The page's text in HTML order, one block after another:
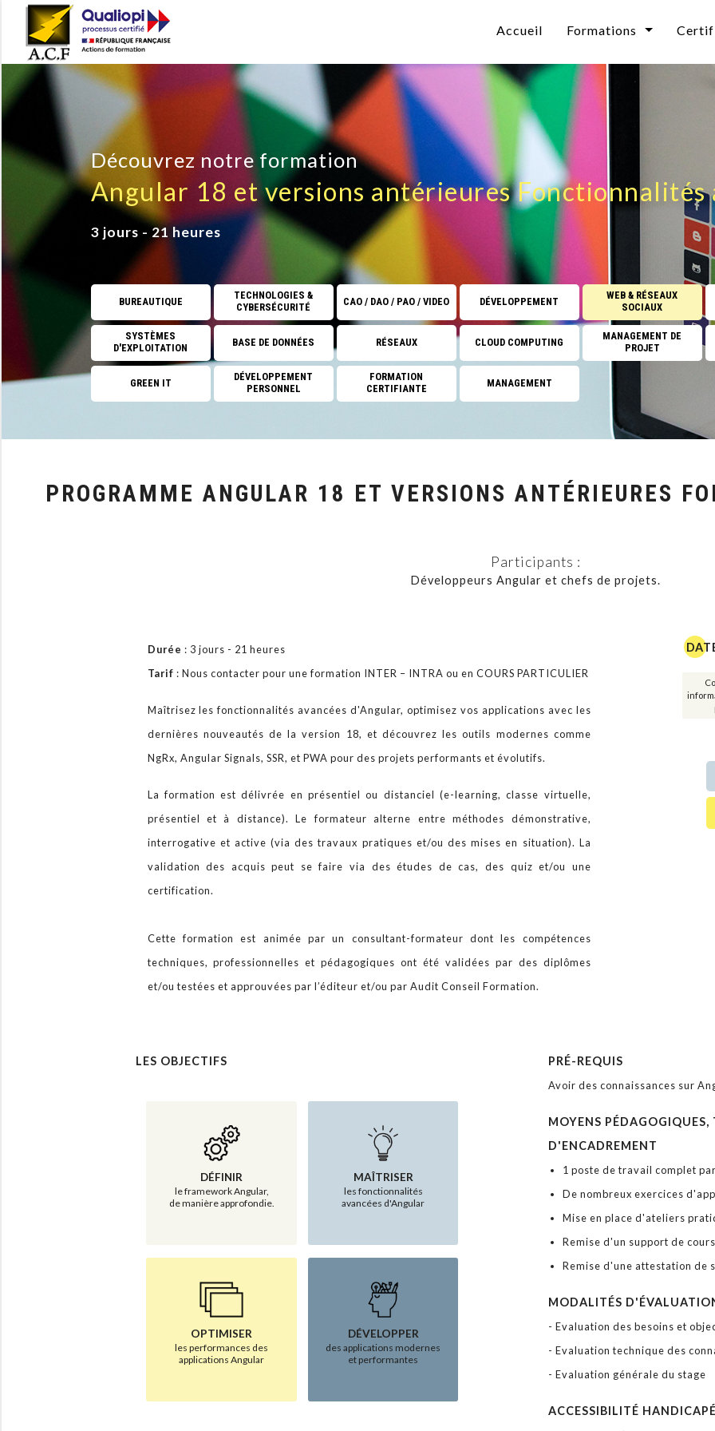
Accueil Formations
Bureautique
Technologies &
CAO / DAO / PAO /
Développement
Web & Réseaux Sociaux
Informatique
Collaboratif Microsoft
Systèmes d'exploitation
Base de données
Réseaux
Cloud Computing
Big data et
GREEN IT
FORMATION
Management
Découvrez notre formation
Angular 18 et versions antérieures Fonctionnalités
3 jours - 21 heures
BUREAUTIQUE
TECHNOLOGIES &
CYBERSÉCURITÉ
CAO / DAO / PAO / VIDEO DÉVELOPPEMENT
WEB & RÉSEAUX
SOCIAUX
SYSTÈMES
D'EXPLOITATION
BASE DE DONNÉES RÉSEAUX CLOUD COMPUTING
MANAGEMENT DE
PROJET
GREEN IT
DÉVELOPPEMENT
PERSONNEL
FORMATION
CERTIFIANTE
MANAGEMENT
PROGRAMME ANGULAR 18 ET VERSIONS ANTÉRIEURES
Participants :
Développeurs Angular et chefs de projets.
Durée : 3 jours - 21 heures
Tarif : Nous contacter pour une formation INTER – INTRA ou en COURS PARTICULIER
Maîtrisez les fonctionnalités avancées d'Angular, optimisez vos applications avec les
dernières nouveautés de la version 18, et découvrez les outils modernes comme
NgRx, Angular Signals, SSR, et PWA pour des projets performants et évolutifs.
La formation est délivrée en présentiel ou distanciel (e-learning, classe virtuelle,
présentiel et à distance). Le formateur alterne entre méthodes démonstrative,
interrogative et active (via des travaux pratiques et/ou des mises en situation). La
validation des acquis peut se faire via des études de cas, des quiz et/ou une
certification.
Cette formation est animée par un consultant-formateur dont les compétences
techniques, professionnelles et pédagogiques ont été validées par des diplômes
et/ou testées et approuvées par l’éditeur et/ou par Audit Conseil Formation.
LES OBJECTIFS
DÉFINIR
le framework Angular,
de manière approfondie.
MAÎTRISER
les fonctionnalités
avancées d'Angular
OPTIMISER
les performances des
applications Angular
DÉVELOPPER
des applications modernes
et performantes
PRÉ-REQUIS
Avoir des connaissances sur
MOYENS PÉDAGOGIQUES,
D'ENCADREMENT
1 poste de travail complet
De nombreux exercices
Mise en place d'ateliers
Remise d'un support de cours
Remise d'une attestation de
MODALITÉS
- Evaluation des besoins et
- Evaluation technique des
- Evaluation générale du stage
ACCESSIBILITÉ